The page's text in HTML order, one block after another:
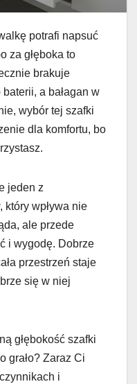
potrafi napsuć
za głęboka to
brakuje
a bałagan w
wybór tej szafki
dla komfortu, bo
jeden z
który wpływa nie
ale przede
i wygodę. Dobrze
przestrzeń staje
się w niej
głębokość szafki
grało? Zaraz Ci
i